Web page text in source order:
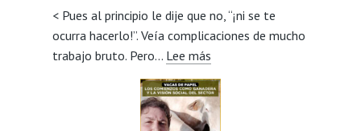
< Pues al principio le dije que no, “¡ni se te
ocurra hacerlo!”. Veía complicaciones de mucho
trabajo bruto. Pero… Lee más:
Pasión
por
la